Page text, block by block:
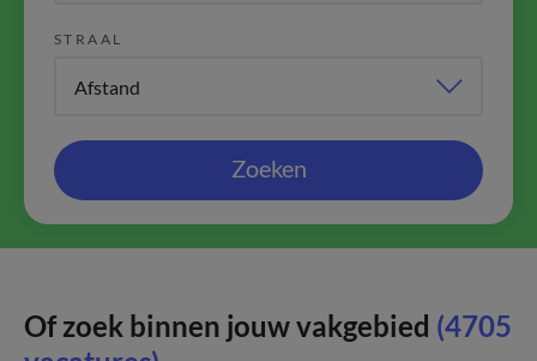
STRAAL
Zoeken
Of zoek binnen jouw vakgebied (4705